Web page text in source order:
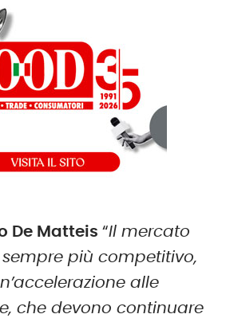
De Matteis “Il mercato
più competitivo,
alle
che devono continuare